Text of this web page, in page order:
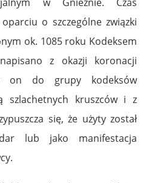
o szczególne związki
ok. 1085 roku Kodeksem
z okazji koronacji
on do grupy kodeksów
szlachetnych kruszców i z
się, że użyty został
lub jako manifestacja